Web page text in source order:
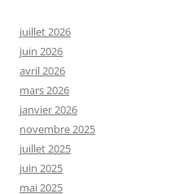
juillet 2026
juin 2026
avril 2026
mars 2026
janvier 2026
novembre 2025
juillet 2025
juin 2025
mai 2025